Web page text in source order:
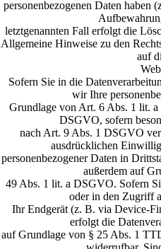
personenbezogenen Daten haben
letztgenannten Fall erfolgt die
Allgemeine Hinweise zu den
auf
Sofern Sie in die
wir Ihre
Grundlage von Art. 6 Abs. 1 lit.
DSGVO, sofern
nach Art. 9 Abs. 1 DSGVO
ausdrücklichen
personenbezogener Daten in
außerdem auf
49 Abs. 1 lit. a DSGVO. Sofern
oder in den Zugriff
Ihr Endgerät (z. B. via Device-
erfolgt die
auf Grundlage von § 25 Abs. 1